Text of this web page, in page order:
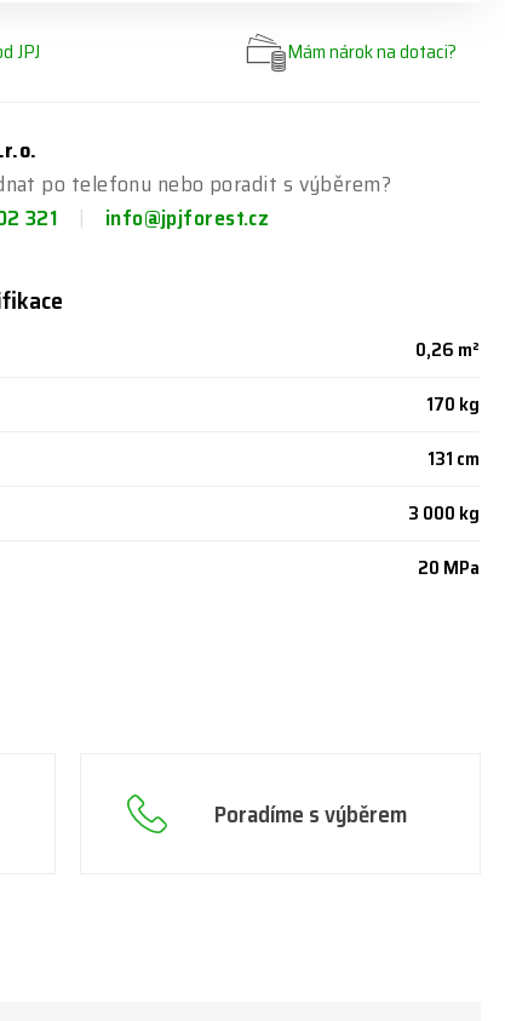
JPJ Mám nárok na dotaci?
po telefonu nebo poradit s výběrem?
321
info@jpjforest.cz
0,26 m²
170 kg
131 cm
3 000 kg
20 MPa
Poradíme s výběrem